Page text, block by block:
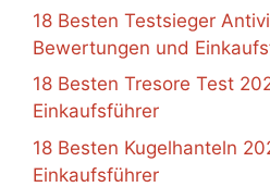
18 Besten Testsieger
Bewertungen und
18 Besten Tresore Test
Einkaufsführer
18 Besten Kugelhanteln
Einkaufsführer